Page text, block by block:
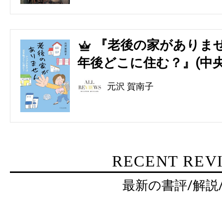
5
『老後の家があり
年後どこに住む？』(中
元沢 賀南子
RECENT
最新の書評/解